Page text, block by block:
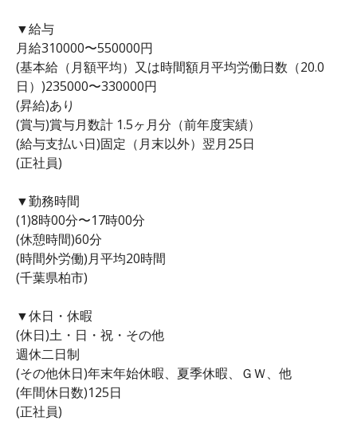
▼給与
月給310000〜550000円
(基本給（月額平均）又は時間額月平均労働日数（20.0
日）)235000〜330000円
(昇給)あり
(賞与)賞与月数計 1.5ヶ月分（前年度実績）
(給与支払い日)固定（月末以外）翌月25日
(正社員)
▼勤務時間
(1)8時00分〜17時00分
(休憩時間)60分
(時間外労働)月平均20時間
(千葉県柏市)
▼休日・休暇
(休日)土・日・祝・その他
週休二日制
(その他休日)年末年始休暇、夏季休暇、ＧＷ、他
(年間休日数)125日
(正社員)